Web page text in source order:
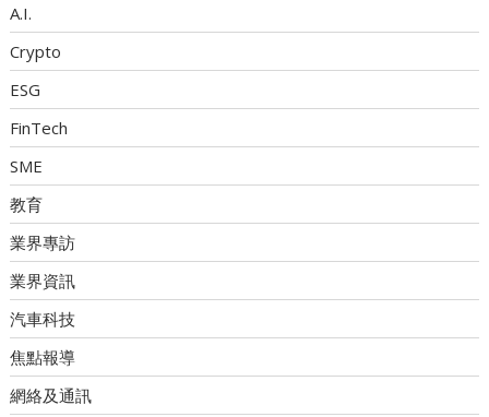
A.I.
Crypto
ESG
FinTech
SME
教育
業界專訪
業界資訊
汽車科技
焦點報導
網絡及通訊